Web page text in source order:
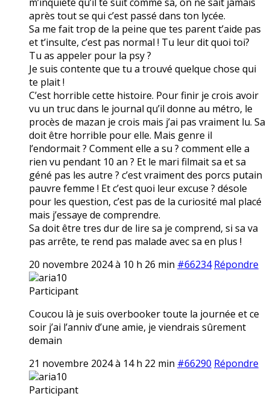
après tout se qui c’est passé dans ton lycée.
Sa me fait trop de la peine que tes parent t’aide pas
et t’insulte, c’est pas normal ! Tu leur dit quoi toi?
Tu as appeler pour la psy ?
Je suis contente que tu a trouvé quelque chose qui
te plait !
C’est horrible cette histoire. Pour finir je crois avoir
vu un truc dans le journal qu’il donne au métro, le
procès de mazan je crois mais j’ai pas vraiment lu. Sa
doit être horrible pour elle. Mais genre il
l’endormait ? Comment elle a su ? comment elle a
rien vu pendant 10 an ? Et le mari filmait sa et sa
géné pas les autre ? c’est vraiment des porcs putain
pauvre femme ! Et c’est quoi leur excuse ? désole
pour les question, c’est pas de la curiosité mal placé
mais j’essaye de comprendre.
Sa doit être tres dur de lire sa je comprend, si sa va
pas arrête, te rend pas malade avec sa en plus !
20 novembre 2024 à 10 h 26 min #66234 Répondre
aria10
Participant
Coucou là je suis overbooker toute la journée et ce
soir j’ai l’anniv d’une amie, je viendrais sûrement
demain
21 novembre 2024 à 14 h 22 min #66290 Répondre
aria10
Participant